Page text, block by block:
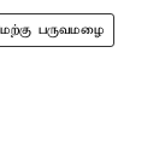
பருவமழை